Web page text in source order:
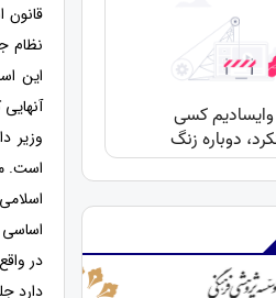
نظام
این
وزیر
است.
اساسی
در
دارد